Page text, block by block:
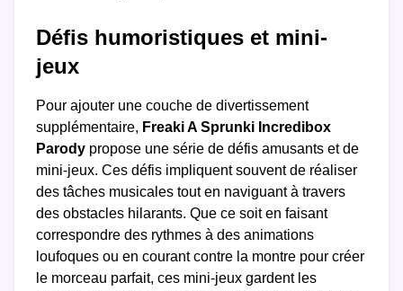
Défis humoristiques et mini-
jeux
Pour ajouter une couche de divertissement
supplémentaire, Freaki A Sprunki Incredibox
Parody propose une série de défis amusants et de
mini-jeux. Ces défis impliquent souvent de réaliser
des tâches musicales tout en naviguant à travers
des obstacles hilarants. Que ce soit en faisant
correspondre des rythmes à des animations
loufoques ou en courant contre la montre pour créer
le morceau parfait, ces mini-jeux gardent les